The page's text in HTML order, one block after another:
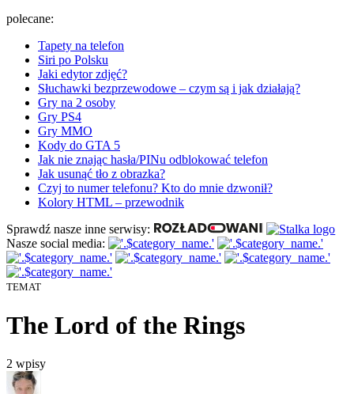
polecane:
Tapety na telefon
Siri po Polsku
Jaki edytor zdjęć?
Słuchawki bezprzewodowe – czym są i jak działają?
Gry na 2 osoby
Gry PS4
Gry MMO
Kody do GTA 5
Jak nie znając hasła/PINu odblokować telefon
Jak usunąć tło z obrazka?
Czyj to numer telefonu? Kto do mnie dzwonił?
Kolory HTML – przewodnik
Sprawdź nasze inne serwisy:
Nasze social media:
TEMAT
The Lord of the Rings
2 wpisy